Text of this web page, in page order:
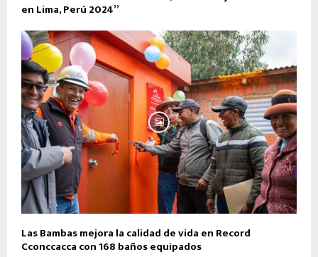
en Lima, Perú 2024”
Las Bambas mejora la calidad de vida en Record
Cconccacca con 168 baños equipados